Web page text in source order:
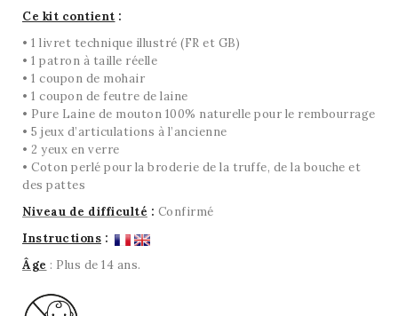
Ce kit contient :
• 1 livret technique illustré (FR et GB)
• 1 patron à taille réelle
• 1 coupon de mohair
• 1 coupon de feutre de laine
• Pure Laine de mouton 100% naturelle pour le rembourrage
• 5 jeux d’articulations à l’ancienne
• 2 yeux en verre
• Coton perlé pour la broderie de la truffe, de la bouche et
des pattes
Niveau de difficulté : Confirmé
Instructions :
Âge : Plus de 14 ans.